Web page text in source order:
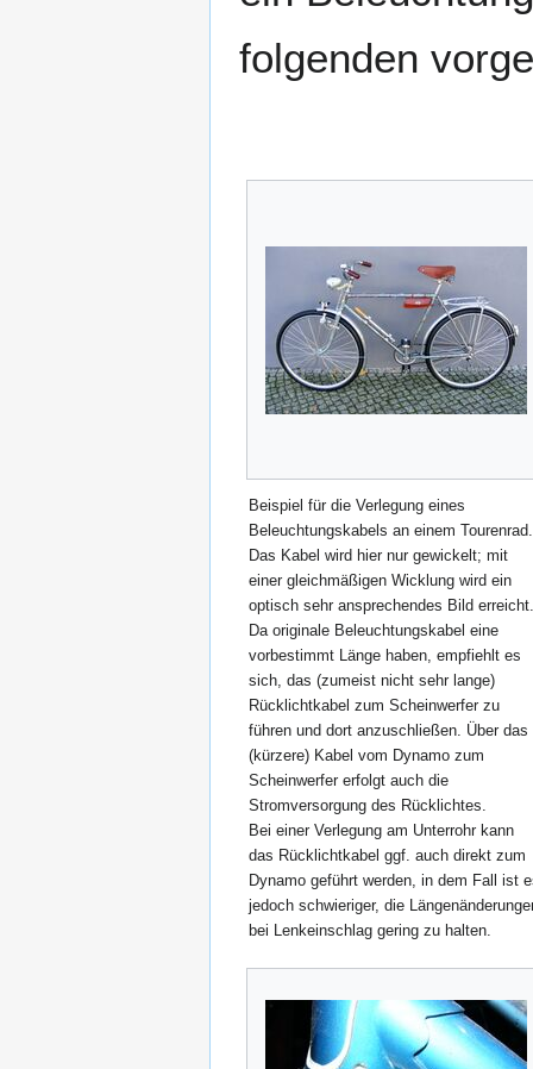
folgenden
Beispiel für die Verlegung eines
Beleuchtungskabels an einem Tourenrad.
Das Kabel wird hier nur gewickelt; mit
einer gleichmäßigen Wicklung wird ein
optisch sehr ansprechendes Bild erreicht.
Da originale Beleuchtungskabel eine
vorbestimmt Länge haben, empfiehlt es
sich, das (zumeist nicht sehr lange)
Rücklichtkabel zum Scheinwerfer zu
führen und dort anzuschließen. Über das
(kürzere) Kabel vom Dynamo zum
Scheinwerfer erfolgt auch die
Stromversorgung des Rücklichtes.
Bei einer Verlegung am Unterrohr kann
das Rücklichtkabel ggf. auch direkt zum
Dynamo geführt werden, in dem Fall ist
jedoch schwieriger, die
bei Lenkeinschlag gering zu halten.